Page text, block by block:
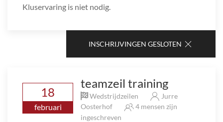
Kluservaring is niet nodig.
INSCHRIJVINGEN GESLOTEN
18
februari
teamzeil training
Wedstrijdzeilen
Jurre
Oosterhof
4 mensen zijn
ingeschreven